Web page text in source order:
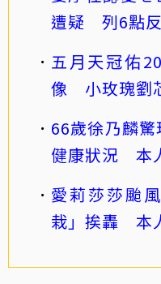
遭疑 列6點
五月天冠佑
像 小玫瑰劉
66歲徐乃麟
健康狀況 本
愛莉莎莎颱
栽」挨轟 本